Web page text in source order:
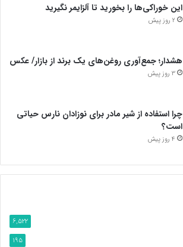
این خوراکی‌ها را بخورید تا آلزایمر نگیرید
2 روز پیش
هشدار؛ جمع‌آوری روغن‌های یک برند از بازار/ عکس
3 روز پیش
چرا استفاده از شیر مادر برای نوزادان نارس حیاتی
است؟
4 روز پیش
6,522
195